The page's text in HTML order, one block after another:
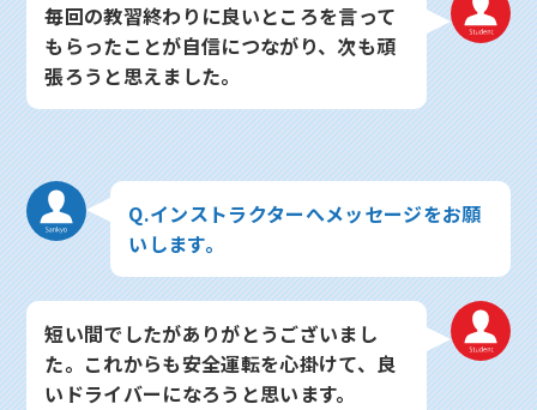
毎回の教習終わりに良いところを言って
もらったことが自信につながり、次も頑
張ろうと思えました。
Q.インストラクターへメッセージをお願
いします。
短い間でしたがありがとうございまし
た。これからも安全運転を心掛けて、良
いドライバーになろうと思います。